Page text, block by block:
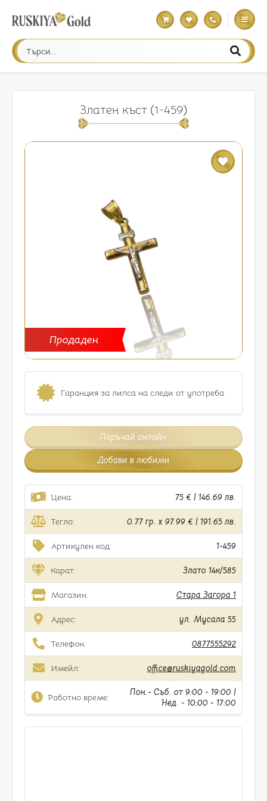
Златен къст (1-459)
Продаден
Гаранция за липса на следи от употреба
Поръчай онлайн
Добави в любими
Цена: 75 € | 146.69 лв.
Тегло: 0.77 гр. x 97.99 € | 191.65 лв.
Артикулен код: 1-459
Карат: Злато 14к/585
Магазин: Стара Загора 1
Адрес: ул. Мусала 55
Телефон: 0877555292
Имейл: office@ruskiyagold.com
Работно време:
Пон.- Съб. от 9:00 - 19:00 |
Нед. - 10:00 - 17:00